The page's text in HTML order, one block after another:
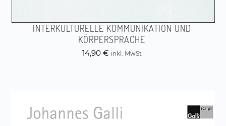
INTERKULTURELLE KOMMUNIKATION UND
KÖRPERSPRACHE
14,90 € inkl. MwSt